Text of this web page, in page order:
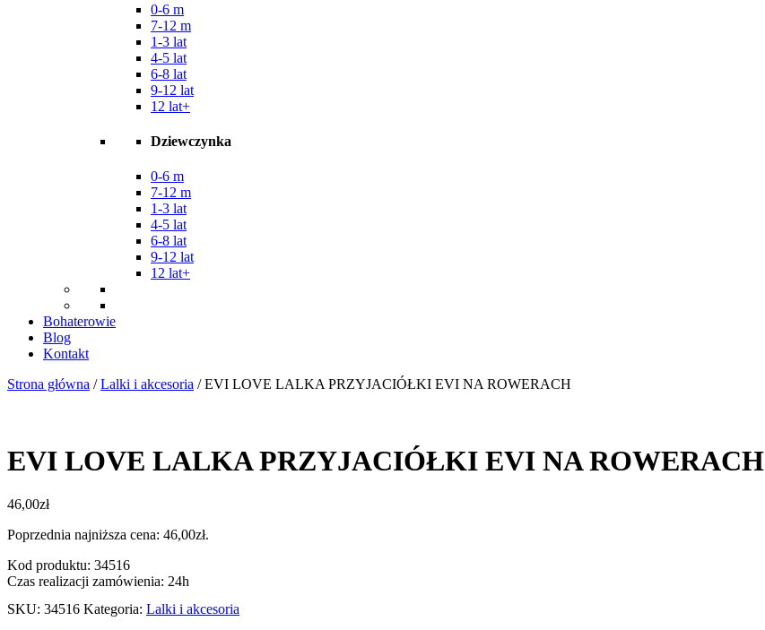
0-6 m
7-12 m
1-3 lat
4-5 lat
6-8 lat
9-12 lat
12 lat+
Dziewczynka
0-6 m
7-12 m
1-3 lat
4-5 lat
6-8 lat
9-12 lat
12 lat+
Bohaterowie
Blog
Kontakt
Strona główna /Lalki i akcesoria / EVI LOVE LALKA PRZYJACIÓŁKI EVI NA ROWERACH
EVI LOVE LALKA PRZYJACIÓŁKI EVI NA ROWERACH
46,00zł
Poprzednia najniższa cena: 46,00zł.
Kod produktu: 34516
Czas realizacji zamówienia: 24h
SKU: 34516 Kategoria: Lalki i akcesoria